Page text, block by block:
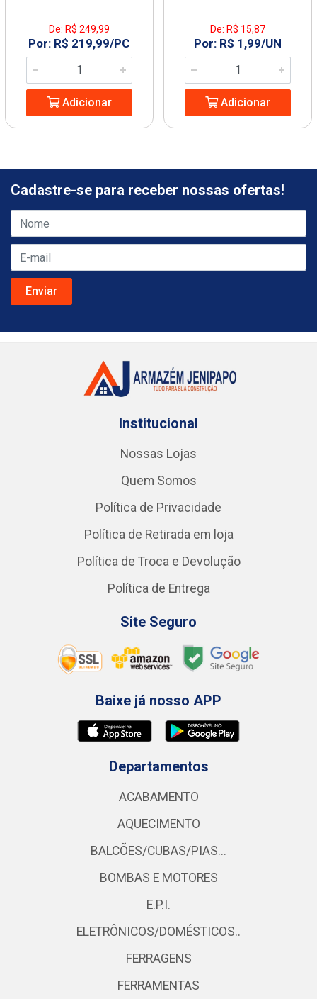
De: R$ 249,99
Por: R$ 219,99/PC
Adicionar
De: R$ 15,87
Por: R$ 1,99/UN
Adicionar
Cadastre-se para receber nossas ofertas!
Institucional
Nossas Lojas
Quem Somos
Política de Privacidade
Política de Retirada em loja
Política de Troca e Devolução
Política de Entrega
Site Seguro
Baixe já nosso APP
Departamentos
ACABAMENTO
AQUECIMENTO
BALCÕES/CUBAS/PIAS...
BOMBAS E MOTORES
E.P.I.
ELETRÔNICOS/DOMÉSTICOS..
FERRAGENS
FERRAMENTAS